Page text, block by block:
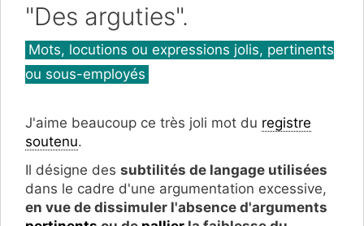
"Des arguties".
Catégories
Mots, locutions ou expressions jolis, pertinents
ou sous-employés
J'aime beaucoup ce très joli mot du registre
soutenu.
Il désigne des subtilités de langage utilisées
dans le cadre d'une argumentation excessive,
en vue de dissimuler l'absence d'arguments